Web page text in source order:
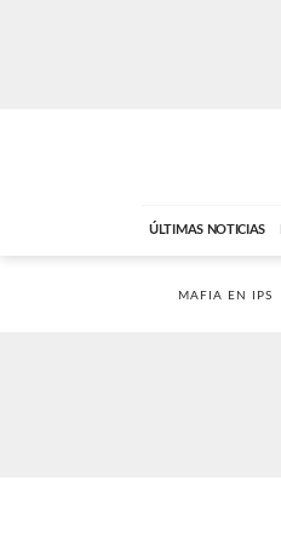
ÚLTIMAS NOTICIAS
MAFIA EN IPS